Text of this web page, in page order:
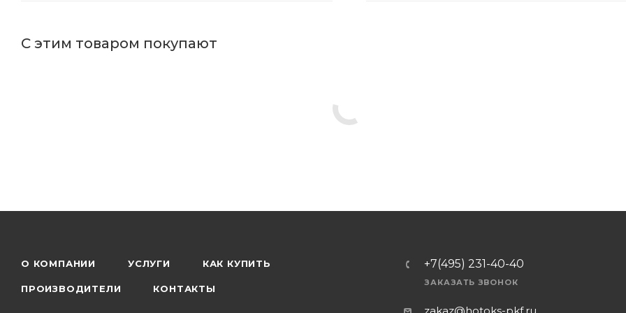
С этим товаром покупают
О КОМПАНИИ УСЛУГИ КАК КУПИТЬ
ПРОИЗВОДИТЕЛИ КОНТАКТЫ
+7(495) 231-40-40
ЗАКАЗАТЬ ЗВОНОК